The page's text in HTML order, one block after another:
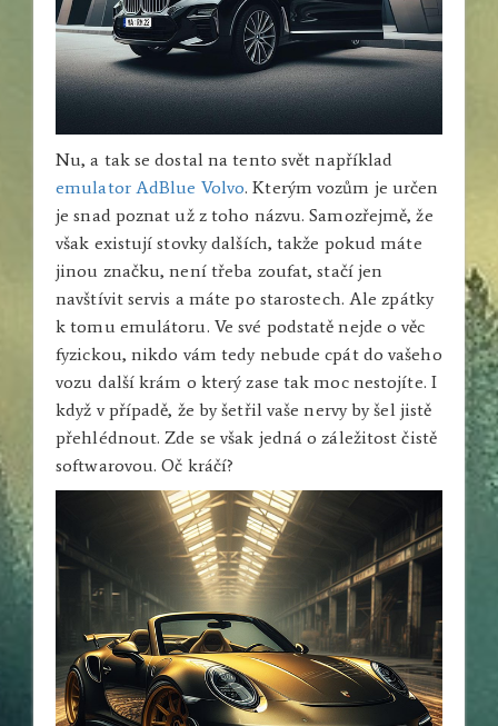
Nu, a tak se dostal na tento svět například
emulator AdBlue Volvo. Kterým vozům je určen
je snad poznat už z toho názvu. Samozřejmě, že
však existují stovky dalších, takže pokud máte
jinou značku, není třeba zoufat, stačí jen
navštívit servis a máte po starostech. Ale zpátky
k tomu emulátoru. Ve své podstatě nejde o věc
fyzickou, nikdo vám tedy nebude cpát do vašeho
vozu další krám o který zase tak moc nestojíte. I
když v případě, že by šetřil vaše nervy by šel jistě
přehlédnout. Zde se však jedná o záležitost čistě
softwarovou. Oč kráčí?